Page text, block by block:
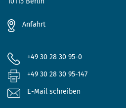
Anfahrt
+49 30 28 30 95-0
+49 30 28 30 95-147
E-Mail schreiben